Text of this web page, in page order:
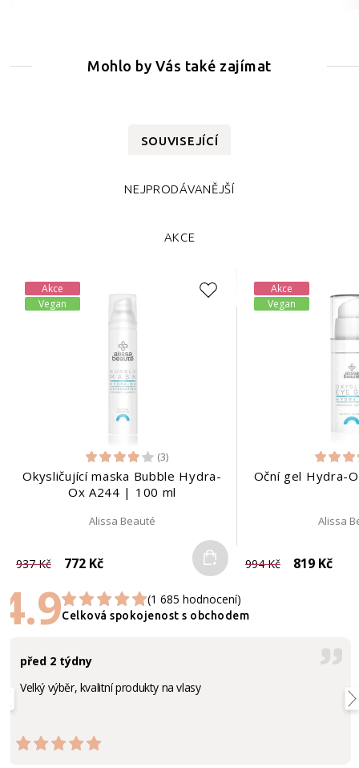
Mohlo by Vás také zajímat
SOUVISEJÍCÍ
NEJPRODÁVANĚJŠÍ
AKCE
Akce
Vegan
(3)
Okysličující maska Bubble Hydra-
Ox A244 | 100 ml
Alissa Beauté
937 Kč 772 Kč Do košíku
Akce
Vegan
Oční gel Hydra-
Alissa
994 Kč 819 Kč
4.9 (1 685 hodnocení)
Celková spokojenost s obchodem
před 2 týdny
Velký výběr, kvalitní produkty na vlasy